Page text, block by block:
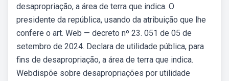
desapropriação, a área de terra que indica. O
presidente da república, usando da atribuição que lhe
confere o art. Web — decreto nº 23. 051 de 05 de
setembro de 2024. Declara de utilidade pública, para
fins de desapropriação, a área de terra que indica.
Webdispõe sobre desapropriações por utilidade